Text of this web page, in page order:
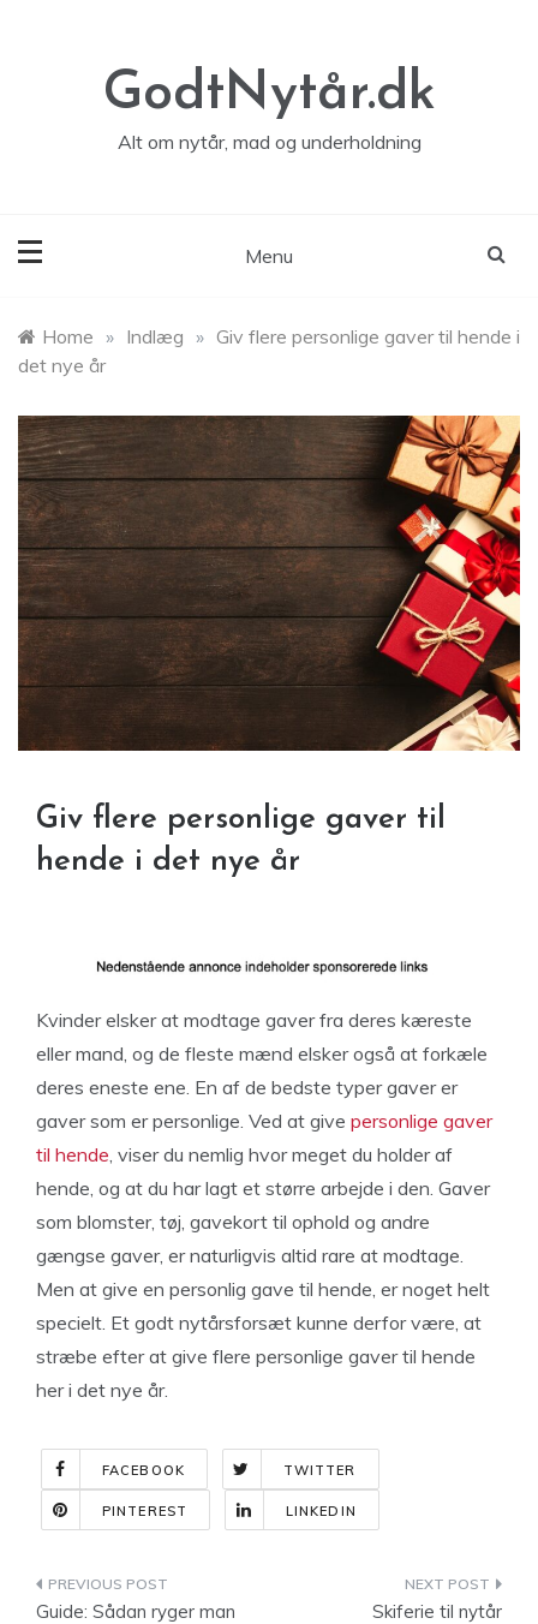
GodtNytår.dk
Alt om nytår, mad og underholdning
Menu
Home » Indlæg » Giv flere personlige gaver til hende i
det nye år
Giv flere personlige gaver til
hende i det nye år
Kvinder elsker at modtage gaver fra deres kæreste
eller mand, og de fleste mænd elsker også at forkæle
deres eneste ene. En af de bedste typer gaver er
gaver som er personlige. Ved at give personlige gaver
til hende , viser du nemlig hvor meget du holder af
hende, og at du har lagt et større arbejde i den. Gaver
som blomster, tøj, gavekort til ophold og andre
gængse gaver, er naturligvis altid rare at modtage.
Men at give en personlig gave til hende, er noget helt
specielt. Et godt nytårsforsæt kunne derfor være, at
stræbe efter at give flere personlige gaver til hende
her i det nye år.
FACEBOOK TWITTER
PINTEREST LINKEDIN
Indlægsnavigation
Guide: Sådan ryger man
Skiferie til nytår